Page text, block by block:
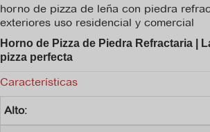
horno de pizza de leña con piedra
exteriores uso residencial y comercial
Horno de Pizza de Piedra Refractaria |
pizza perfecta
Características
Alto: